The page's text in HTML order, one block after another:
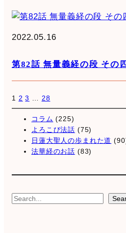
2022.05.16
第82話 無量義経の段 その
1 2 3 28
コラム (225)
よろこび法話 (75)
日蓮大聖人の歩まれた道
法華経のお話 (83)
S